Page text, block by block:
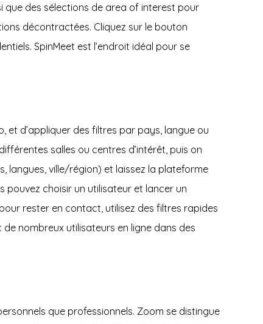
que des sélections de area of interest pour
décontractées. Cliquez sur le bouton
SpinMeet est l’endroit idéal pour se
d’appliquer des filtres par pays, langue ou
salles ou centres d’intérêt, puis on
langues, ville/région) et laissez la plateforme
pouvez choisir un utilisateur et lancer un
rester en contact, utilisez des filtres rapides
de nombreux utilisateurs en ligne dans des
que professionnels. Zoom se distingue